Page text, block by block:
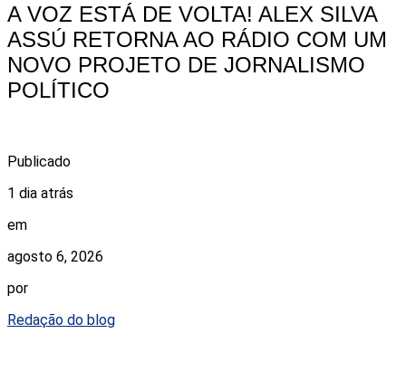
A VOZ ESTÁ DE VOLTA! ALEX SILVA
ASSÚ RETORNA AO RÁDIO COM UM
NOVO PROJETO DE JORNALISMO
POLÍTICO
Publicado
1 dia atrás
em
agosto 6, 2026
por
Redação do blog